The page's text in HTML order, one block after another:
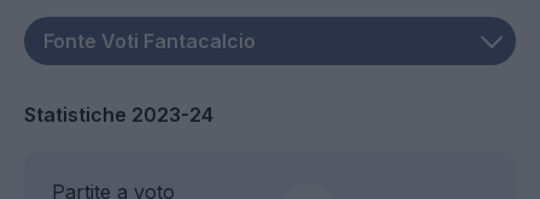
Statistiche 2023-24
Partite a voto